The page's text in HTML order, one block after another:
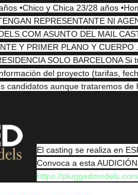
•Chico y Chica 23/28 años
REPRESENTANTE NI
ASUNTO DEL MAIL
Y PRIMER PLANO Y
SOLO BARCELONA
del proyecto (tarifas,
aunque trataremos de
El casting se realiza en
Convoca a esta
https://